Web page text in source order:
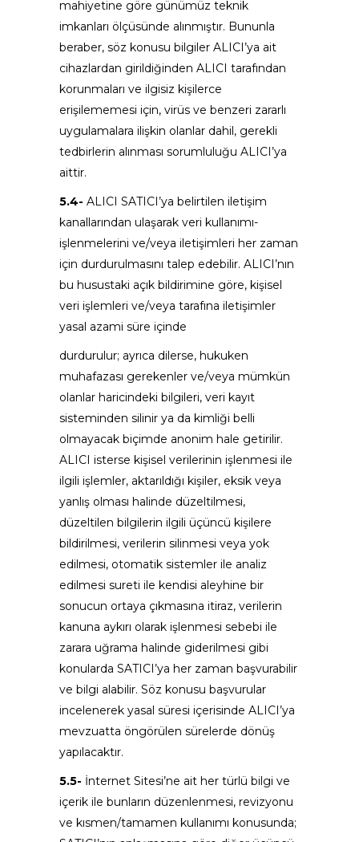
mahiyetine göre günümüz teknik
imkanları ölçüsünde alınmıştır. Bununla
beraber, söz konusu bilgiler ALICI’ya ait
cihazlardan girildiğinden ALICI tarafından
korunmaları ve ilgisiz kişilerce
erişilememesi için, virüs ve benzeri zararlı
uygulamalara ilişkin olanlar dahil, gerekli
tedbirlerin alınması sorumluluğu ALICI’ya
aittir.
5.4- ALICI SATICI’ya belirtilen iletişim
kanallarından ulaşarak veri kullanımı-
işlenmelerini ve/veya iletişimleri her zaman
için durdurulmasını talep edebilir. ALICI’nın
bu husustaki açık bildirimine göre, kişisel
veri işlemleri ve/veya tarafına iletişimler
yasal azami süre içinde
durdurulur; ayrıca dilerse, hukuken
muhafazası gerekenler ve/veya mümkün
olanlar haricindeki bilgileri, veri kayıt
sisteminden silinir ya da kimliği belli
olmayacak biçimde anonim hale getirilir.
ALICI isterse kişisel verilerinin işlenmesi ile
ilgili işlemler, aktarıldığı kişiler, eksik veya
yanlış olması halinde düzeltilmesi,
düzeltilen bilgilerin ilgili üçüncü kişilere
bildirilmesi, verilerin silinmesi veya yok
edilmesi, otomatik sistemler ile analiz
edilmesi sureti ile kendisi aleyhine bir
sonucun ortaya çıkmasına itiraz, verilerin
kanuna aykırı olarak işlenmesi sebebi ile
zarara uğrama halinde giderilmesi gibi
konularda SATICI’ya her zaman başvurabilir
ve bilgi alabilir. Söz konusu başvurular
incelenerek yasal süresi içerisinde ALICI’ya
mevzuatta öngörülen sürelerde dönüş
yapılacaktır.
5.5- İnternet Sitesi’ne ait her türlü bilgi ve
içerik ile bunların düzenlenmesi, revizyonu
ve kısmen/tamamen kullanımı konusunda;